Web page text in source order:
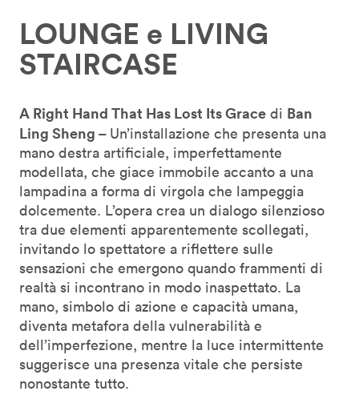
LOUNGE e LIVING
STAIRCASE
A Right Hand That Has Lost Its Grace di Ban
Ling Sheng – Un’installazione che presenta una
mano destra artificiale, imperfettamente
modellata, che giace immobile accanto a una
lampadina a forma di virgola che lampeggia
dolcemente. L’opera crea un dialogo silenzioso
tra due elementi apparentemente scollegati,
invitando lo spettatore a riflettere sulle
sensazioni che emergono quando frammenti di
realtà si incontrano in modo inaspettato. La
mano, simbolo di azione e capacità umana,
diventa metafora della vulnerabilità e
dell’imperfezione, mentre la luce intermittente
suggerisce una presenza vitale che persiste
nonostante tutto.